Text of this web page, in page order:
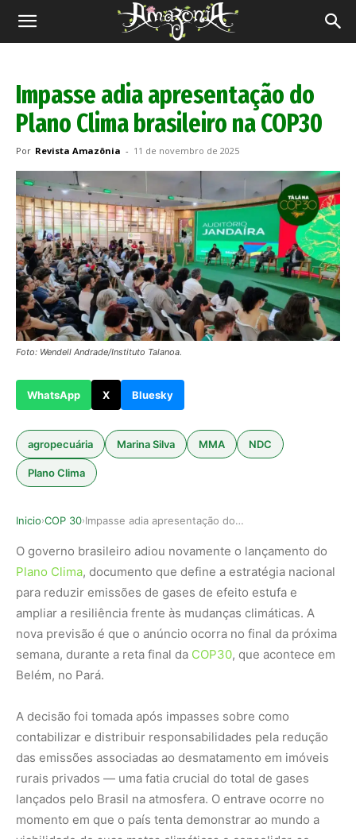
Revista
Impasse adia apresentação do
Plano Clima brasileiro na COP30
Por Revista Amazônia - 11 de novembro de 2025
Foto: Wendell Andrade/Instituto Talanoa.
WhatsApp X Bluesky
agropecuária Marina Silva MMA NDC
Plano Clima
Inicio›COP 30› Impasse adia apresentação do Plano Clima brasil…
O governo brasileiro adiou novamente o lançamento do
Plano Clima, documento que define a estratégia nacional
para reduzir emissões de gases de efeito estufa e
ampliar a resiliência frente às mudanças climáticas. A
nova previsão é que o anúncio ocorra no final da próxima
semana, durante a reta final da COP30, que acontece em
Belém, no Pará.
A decisão foi tomada após impasses sobre como
contabilizar e distribuir responsabilidades pela redução
das emissões associadas ao desmatamento em imóveis
rurais privados — uma fatia crucial do total de gases
lançados pelo Brasil na atmosfera. O entrave ocorre no
momento em que o país tenta demonstrar ao mundo a